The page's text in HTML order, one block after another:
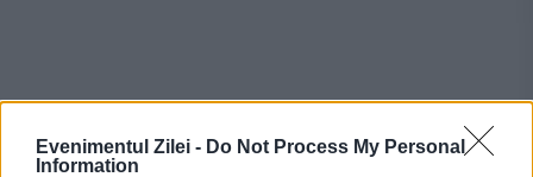
Evenimentul Zilei - Do Not Process My Personal
Information